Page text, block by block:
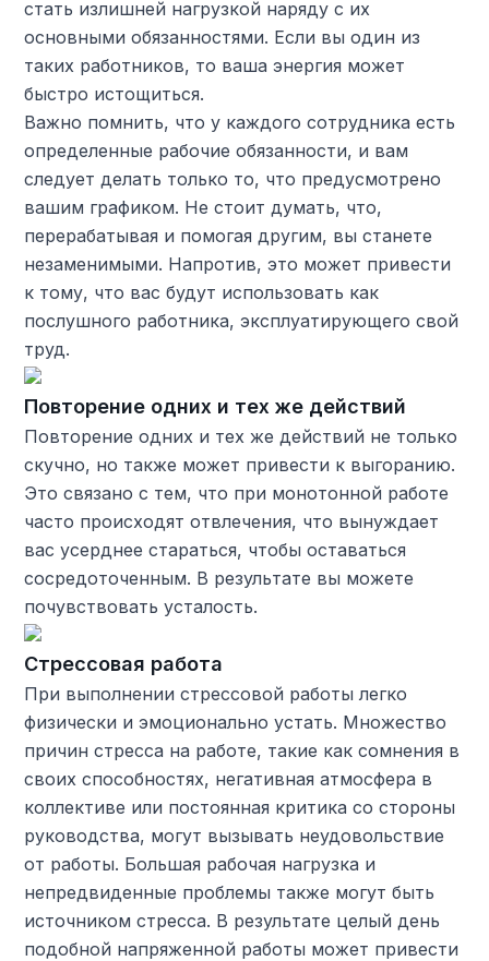
стать излишней нагрузкой наряду с их
основными обязанностями. Если вы один из
таких работников, то ваша энергия может
быстро истощиться.
Важно помнить, что у каждого сотрудника есть
определенные рабочие обязанности, и вам
следует делать только то, что предусмотрено
вашим графиком. Не стоит думать, что,
перерабатывая и помогая другим, вы станете
незаменимыми. Напротив, это может привести
к тому, что вас будут использовать как
послушного работника, эксплуатирующего свой
труд.
Повторение одних и тех же действий
Повторение одних и тех же действий не только
скучно, но также может привести к выгоранию.
Это связано с тем, что при монотонной работе
часто происходят отвлечения, что вынуждает
вас усерднее стараться, чтобы оставаться
сосредоточенным. В результате вы можете
почувствовать усталость.
Стрессовая работа
При выполнении стрессовой работы легко
физически и эмоционально устать. Множество
причин стресса на работе, такие как сомнения в
своих способностях, негативная атмосфера в
коллективе или постоянная критика со стороны
руководства, могут вызывать неудовольствие
от работы. Большая рабочая нагрузка и
непредвиденные проблемы также могут быть
источником стресса. В результате целый день
подобной напряженной работы может привести